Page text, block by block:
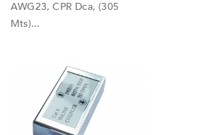
AWG23, CPR Dca, (305
Mts)...